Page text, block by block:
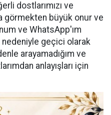
dostlarımızı ve
görmekten büyük onur ve
ve WhatsApp'ım
nedeniyle geçici olarak
arayamadığım ve
anlayışları için